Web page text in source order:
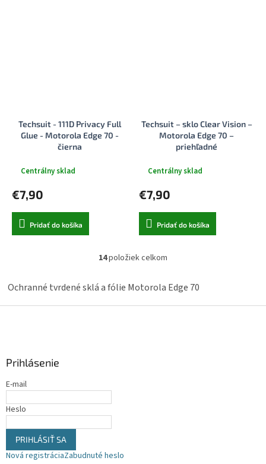
Techsuit - 111D Privacy Full
Glue - Motorola Edge 70 -
čierna
Centrálny sklad
€7,90
Pridať do košíka
Techsuit – sklo Clear Vision –
Motorola Edge 70 –
priehľadné
Centrálny sklad
€7,90
Pridať do košíka
O
l
d
14položiek celkom
Ochranné tvrdené sklá a fólie Motorola Edge 70
Prihlásenie
E-mail
Heslo
PRIHLÁSIŤ SA
Nová registráciaZabudnuté heslo